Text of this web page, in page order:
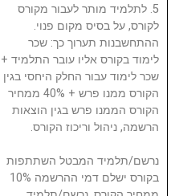
5. לתלמיד מותר לעבור מקורס
לקורס, על בסיס מקום פנוי.
ההתחשבנות תערוך כך: שכר
לימוד בקורס אליו עובר התלמיד +
שכר לימוד עבור החלק היחסי בגין
הקורס ממנו פרש + 40% ממחיר
הקורס הממנו פרש בגין הוצאות
הרשמה, ניהול וריכוז הקורס.
נרשם/תלמיד המבטל השתתפות
בקורס ישלם דמי ההרשמה 10%